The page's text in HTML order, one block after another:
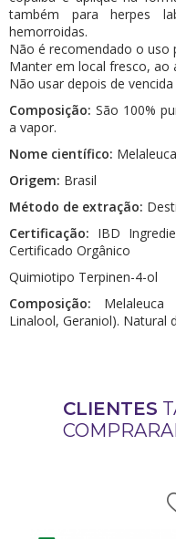
também para herpes
hemorroidas.
Não é recomendado o uso
Manter em local fresco, ao
Não usar depois de vencida
Composição: São 100%
a vapor.
Nome científico:
Origem: Brasil
Método de extração:
Certificação: IBD
Certificado Orgânico
Quimiotipo Terpinen-4-ol
Composição: Melaleuca
Linalool, Geraniol). Natural
CLIENTES